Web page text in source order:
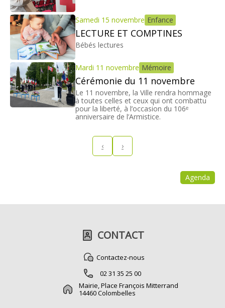
Samedi 15 novembre Enfance
LECTURE ET COMPTINES
Bébés lectures
Mardi 11 novembre Mémoire
Cérémonie du 11 novembre
Le 11 novembre, la Ville rendra hommage
à toutes celles et ceux qui ont combattu
pour la liberté, à l’occasion du 106ᵉ
anniversaire de l’Armistice.
‹ ›
Agenda
CONTACT
Contactez-nous
02 31 35 25 00
Mairie, Place François Mitterrand
14460 Colombelles